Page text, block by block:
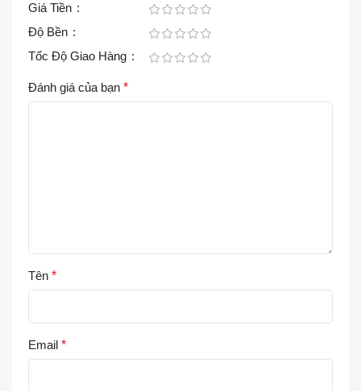
Giá Tiền
Độ Bền
Tốc Độ Giao Hàng
Đánh giá của bạn *
Tên *
Email *